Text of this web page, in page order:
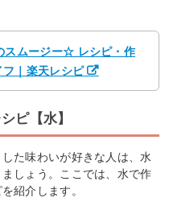
スムージー☆ レシピ・作
｜楽天レシピ
ピ【水】
た味わいが好きな人は、水
しょう。ここでは、水で作
紹介します。